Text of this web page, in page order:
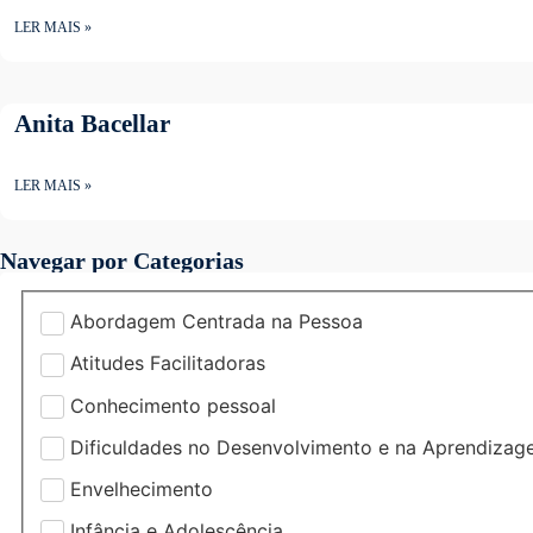
LER MAIS »
Anita Bacellar
LER MAIS »
Navegar por Categorias
Abordagem Centrada na Pessoa
Atitudes Facilitadoras
Conhecimento pessoal
Dificuldades no Desenvolvimento e na
Envelhecimento